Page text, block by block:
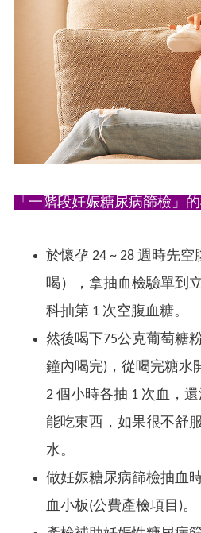
「一階段妊娠糖尿病篩檢」
於懷孕 24 ~ 28 週時先
喝），拿抽血檢驗單到
科抽第 1 次空腹血糖。
然後喝下75公克葡萄糖
鐘內喝完)，從喝完糖水
2 個小時各抽 1 次血，
能吃東西，如果很不舒
水。
做妊娠糖尿病篩檢抽血
血小板(公費產檢項目)。